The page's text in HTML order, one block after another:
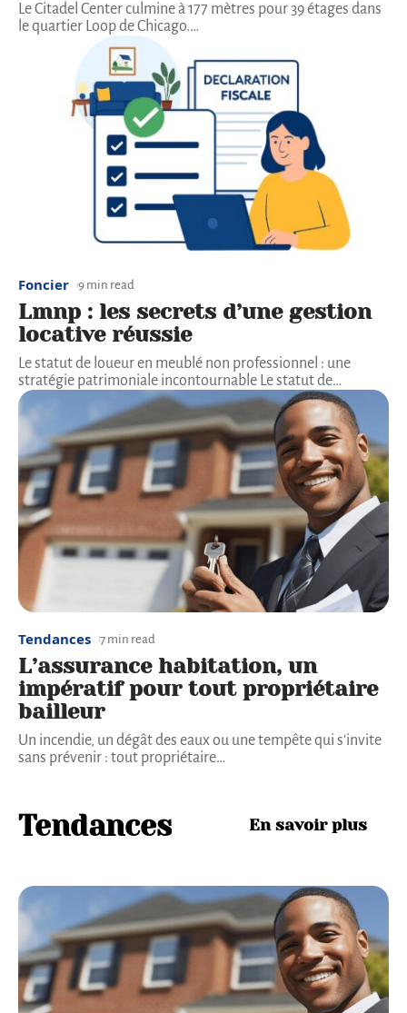
Le Citadel Center culmine à 177 mètres pour 39 étages dans
le quartier Loop de Chicago.…
Foncier 9 min read
Lmnp : les secrets d’une gestion
locative réussie
Le statut de loueur en meublé non professionnel : une
stratégie patrimoniale incontournable Le statut de…
Tendances 7 min read
L’assurance habitation, un
impératif pour tout propriétaire
bailleur
Un incendie, un dégât des eaux ou une tempête qui s'invite
sans prévenir : tout propriétaire…
Tendances En savoir plus